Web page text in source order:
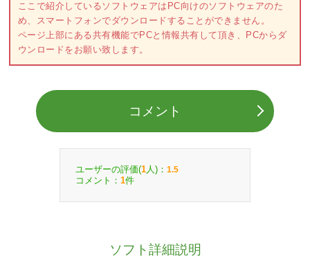
ここで紹介しているソフトウェアはPC向けのソフトウェアのた
め、スマートフォンでダウンロードすることができません。
ページ上部にある共有機能でPCと情報共有して頂き、PCからダ
ウンロードをお願い致します。
コメント
ユーザーの評価(1 人)： 1.5
コメント： 1件
ソフト詳細説明